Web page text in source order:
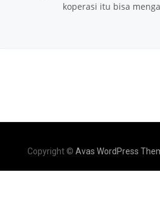
koperasi itu bisa
Copyright © Avas WordPress